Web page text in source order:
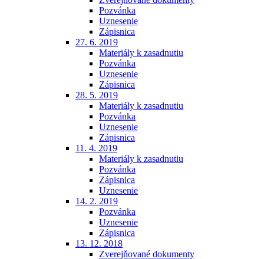
Pozvánka
Uznesenie
Zápisnica
27. 6. 2019
Materiály k zasadnutiu
Pozvánka
Uznesenie
Zápisnica
28. 5. 2019
Materiály k zasadnutiu
Pozvánka
Uznesenie
Zápisnica
11. 4. 2019
Materiály k zasadnutiu
Pozvánka
Zápisnica
Uznesenie
14. 2. 2019
Pozvánka
Uznesenie
Zápisnica
13. 12. 2018
Zverejňované dokumenty